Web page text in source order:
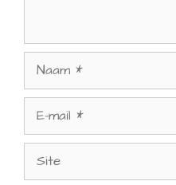
Naam
E-
mail
Site